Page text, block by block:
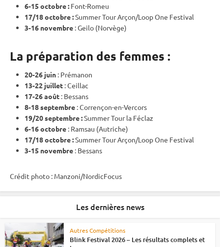
6-15 octobre : Font-Romeu
17/18 octobre :Summer Tour Arçon/Loop One Festival
3-16 novembre : Geilo (Norvège)
La préparation des femmes :
20-26 juin : Prémanon
13-22 juillet : Ceillac
17-26 août : Bessans
8-18 septembre : Corrençon-en-Vercors
19/20 septembre :Summer Tour la Féclaz
6-16 octobre : Ramsau (Autriche)
17/18 octobre :Summer Tour Arçon/Loop One Festival
3-15 novembre : Bessans
Crédit photo : Manzoni/NordicFocus
Les dernières news
Autres Compétitions
Blink Festival 2026 – Les résultats complets et